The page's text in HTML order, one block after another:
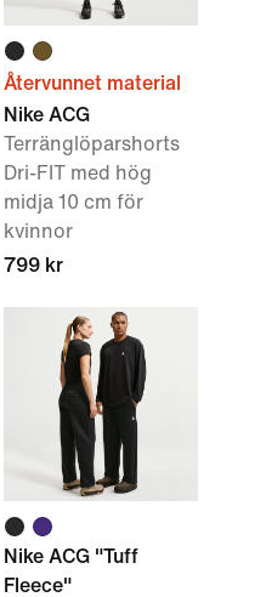
Återvunnet material
Nike ACG
Terränglöparshorts
Dri-FIT med hög
midja 10 cm för
kvinnor
799 kr
Nike ACG "Tuff
Fleece"